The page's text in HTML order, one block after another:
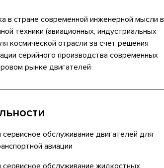
в стране современной инженерной мысли в
техники (авиационных, индустриальных
космической отрасли за счет решения
серийного производства современных
рынке двигателей
обслуживание двигателей для
авиации
сервисное обслуживание жидкостных